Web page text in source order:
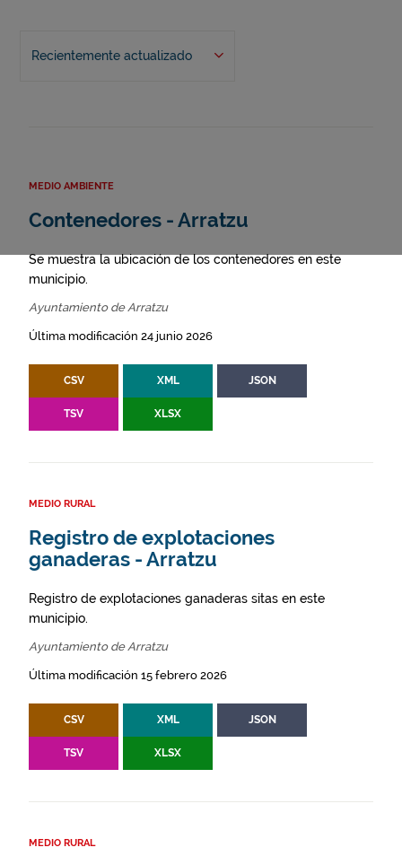
Recientemente actualizado
MEDIO AMBIENTE
Contenedores - Arratzu
Se muestra la ubicación de los contenedores en este
municipio.
Ayuntamiento de Arratzu
Última modificación 24 junio 2026
CSV XML JSON
TSV XLSX
MEDIO RURAL
Registro de explotaciones
ganaderas - Arratzu
Registro de explotaciones ganaderas sitas en este
municipio.
Ayuntamiento de Arratzu
Última modificación 15 febrero 2026
CSV XML JSON
TSV XLSX
MEDIO RURAL